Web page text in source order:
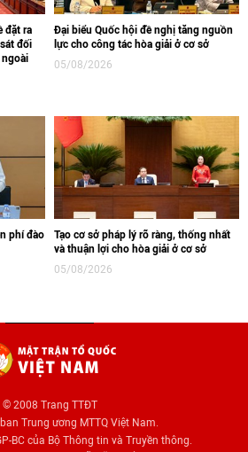
đặt ra
đối
Đại biểu Quốc hội đề nghị tăng nguồn
lực cho công tác hòa giải ở cơ sở
05/08/2026
phí đào
Tạo cơ sở pháp lý rõ ràng, thống nhất
và thuận lợi cho hòa giải ở cơ sở
05/08/2026
© 2008 Trang TTĐT
Trung ương MTTQ Việt Nam.
BC của Bộ Thông tin và Truyền thông.